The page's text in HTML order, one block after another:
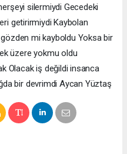
silermiydi Gecedeki
getirirmiydi Kaybolan
mi kayboldu Yoksa bir
üzere yokmu oldu
Olacak iş değildi insanca
bir devrimdi Aycan Yüztaş